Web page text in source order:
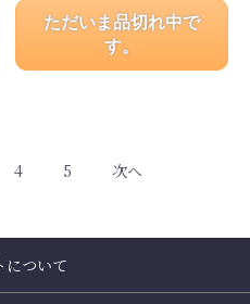
ただいま品切れ中で
す。
4 5 次へ
について